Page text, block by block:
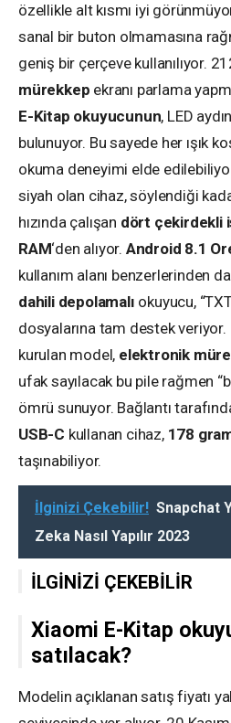
özellikle alt kısmı iyi
sanal bir buton olmamasına
geniş bir çerçeve kullanılıyor.
mürekkep ekranı parlama
E-Kitap okuyucunun, LED
bulunuyor. Bu sayede her ışık
okuma deneyimi elde
siyah olan cihaz, söylendiği
hızında çalışan dört çekirdekli
RAM‘den alıyor. Android 8.1
kullanım alanı benzerlerinden
dahili depolamalı okuyucu,
dosyalarına tam destek
kurulan model, elektronik
ufak sayılacak bu pile rağmen
ömrü sunuyor. Bağlantı
USB-C kullanan cihaz, 178
taşınabiliyor.
İlginizi Çekebilir! Snapchat
Zeka Nasıl Yapılır 2023
İLGİNİZİ ÇEKEBİLİR
Xiaomi E-Kitap
satılacak?
Modelin açıklanan satış fiyatı